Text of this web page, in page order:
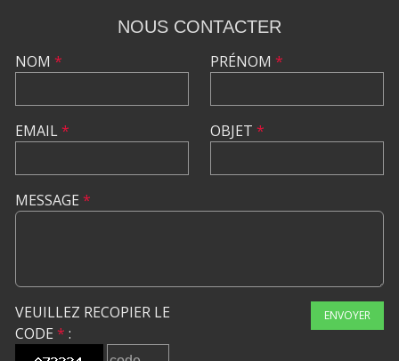
NOUS CONTACTER
NOM *
EMAIL*
PRÉNOM *
OBJET *
MESSAGE *
VEUILLEZ RECOPIER LE
CODE * :
ENVOYER